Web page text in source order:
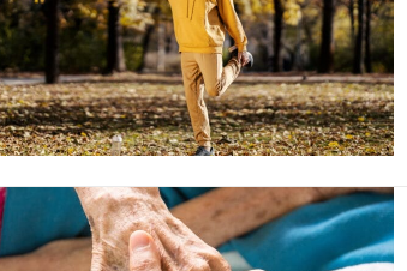
Etiam est nibh, lobortis sit
Praesent euismod ac
Nullam eu erat condimentum
Donec quis est ac felis
Orci varius natoque dolor